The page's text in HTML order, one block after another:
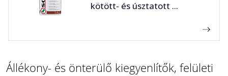
kötött- és úsztatott ...
Állékony- és önterülő kiegyenlítők, felületi